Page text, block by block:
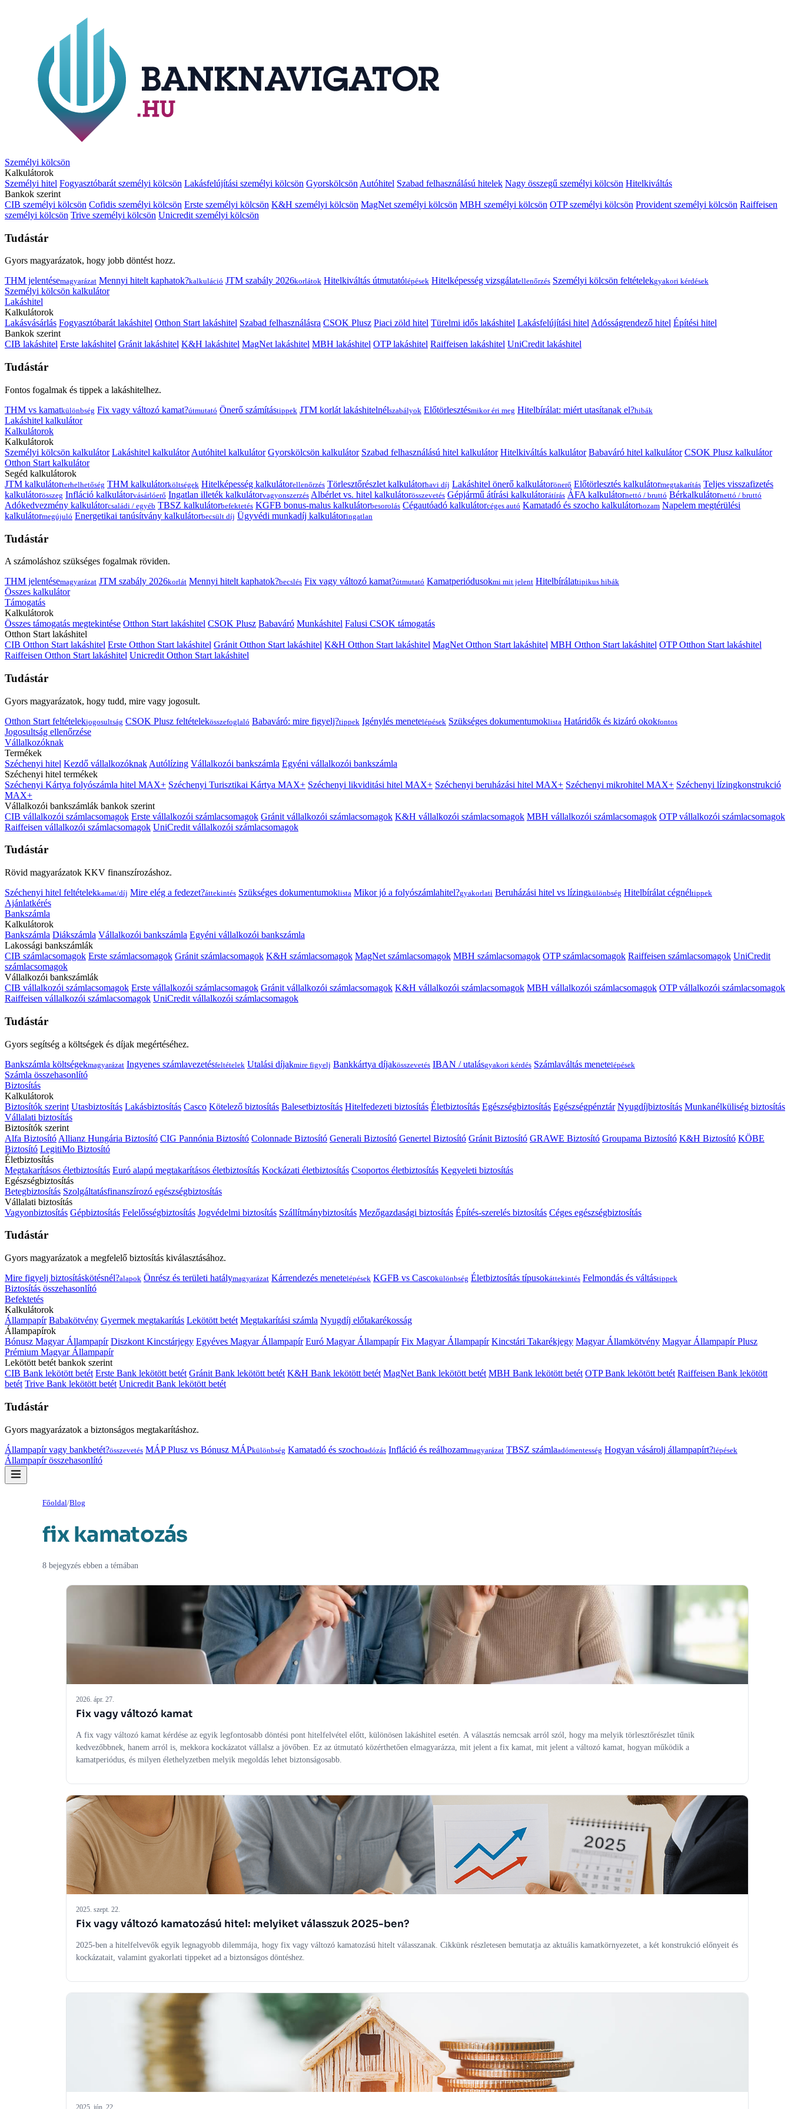
Személyi kölcsön
Kalkulátorok
Személyi hitel Fogyasztóbarát személyi kölcsön Lakásfelújítási személyi kölcsön Gyorskölcsön Autóhitel Szabad felhasználású hitelek Nagy összegű személyi kölcsön Hitelkiváltás
Bankok szerint
CIB személyi kölcsön Cofidis személyi kölcsön Erste személyi kölcsön K&H személyi kölcsön MagNet személyi kölcsön MBH személyi kölcsön OTP személyi kölcsön Provident személyi kölcsön Raiffeisen
személyi kölcsön Trive személyi kölcsön Unicredit személyi kölcsön
Tudástár
Gyors magyarázatok, hogy jobb döntést hozz.
THM jelentésemagyarázat Mennyi hitelt kaphatok?kalkuláció JTM szabály 2026korlátok Hitelkiváltás útmutatólépések Hitelképesség vizsgálatellenőrzés Személyi kölcsön feltételekgyakori kérdések
Személyi kölcsön kalkulátor
Lakáshitel
Kalkulátorok
Lakásvásárlás Fogyasztóbarát lakáshitel Otthon Start lakáshitel Szabad felhasználásra CSOK Plusz Piaci zöld hitel Türelmi idős lakáshitel Lakásfelújítási hitelAdósságrendező hitel Építési hitel
Bankok szerint
CIB lakáshitel Erste lakáshitel Gránit lakáshitel K&H lakáshitel MagNet lakáshitel MBH lakáshitel OTP lakáshitel Raiffeisen lakáshitel UniCredit lakáshitel
Tudástár
Fontos fogalmak és tippek a lakáshitelhez.
THM vs kamatkülönbség Fix vagy változó kamat?útmutató Önerő számítástippek JTM korlát lakáshitelnélszabályok Előtörlesztésmikor éri meg Hitelbírálat: miért utasítanak el?hibák
Lakáshitel kalkulátor
Kalkulátorok
Kalkulátorok
Személyi kölcsön kalkulátor Lakáshitel kalkulátor Autóhitel kalkulátor Gyorskölcsön kalkulátor Szabad felhasználású hitel kalkulátor Hitelkiváltás kalkulátor Babaváró hitel kalkulátor CSOK Plusz kalkulátor
Otthon Start kalkulátor
Segéd kalkulátorok
JTM kalkulátorterhelhetőség THM kalkulátorköltségek Hitelképesség kalkulátorellenőrzés Törlesztőrészlet kalkulátorhavi díj Lakáshitel önerő kalkulátorönerő Előtörlesztés kalkulátormegtakarítás Teljes visszafizetés
kalkulátorösszeg Infláció kalkulátorvásárlóerő Ingatlan illeték kalkulátorvagyonszerzés Albérlet vs. hitel kalkulátorösszevetés Gépjármű átírási kalkulátorátírás ÁFA kalkulátornettó / bruttó Bérkalkulátornettó / bruttó
Adókedvezmény kalkulátorcsaládi / egyéb TBSZ kalkulátorbefektetés KGFB bonus-malus kalkulátorbesorolás Cégautóadó kalkulátorcéges autó Kamatadó és szocho kalkulátorhozam Napelem megtérülési
kalkulátormegújuló Energetikai tanúsítvány kalkulátorbecsült díj Ügyvédi munkadíj kalkulátoringatlan
Tudástár
A számoláshoz szükséges fogalmak röviden.
THM jelentésemagyarázat JTM szabály 2026korlát Mennyi hitelt kaphatok?becslés Fix vagy változó kamat?útmutató Kamatperiódusokmi mit jelent Hitelbírálattipikus hibák
Összes kalkulátor
Támogatás
Kalkulátorok
Összes támogatás megtekintése Otthon Start lakáshitel CSOK Plusz Babaváró Munkáshitel Falusi CSOK támogatás
Otthon Start lakáshitel
CIB Otthon Start lakáshitel Erste Otthon Start lakáshitel Gránit Otthon Start lakáshitel K&H Otthon Start lakáshitel MagNet Otthon Start lakáshitel MBH Otthon Start lakáshitel OTP Otthon Start lakáshitel
Raiffeisen Otthon Start lakáshitel Unicredit Otthon Start lakáshitel
Tudástár
Gyors magyarázatok, hogy tudd, mire vagy jogosult.
Otthon Start feltételekjogosultság CSOK Plusz feltételekösszefoglaló Babaváró: mire figyelj?tippek Igénylés menetelépések Szükséges dokumentumoklista Határidők és kizáró okokfontos
Jogosultság ellenőrzése
Vállalkozóknak
Termékek
Széchenyi hitel Kezdő vállalkozóknak Autólízing Vállalkozói bankszámla Egyéni vállalkozói bankszámla
Széchenyi hitel termékek
Széchenyi Kártya folyószámla hitel MAX+ Széchenyi Turisztikai Kártya MAX+ Széchenyi likviditási hitel MAX+ Széchenyi beruházási hitel MAX+ Széchenyi mikrohitel MAX+ Széchenyi lízingkonstrukció
MAX+
Vállalkozói bankszámlák bankok szerint
CIB vállalkozói számlacsomagok Erste vállalkozói számlacsomagok Gránit vállalkozói számlacsomagok K&H vállalkozói számlacsomagok MBH vállalkozói számlacsomagok OTP vállalkozói számlacsomagok
Raiffeisen vállalkozói számlacsomagok UniCredit vállalkozói számlacsomagok
Tudástár
Rövid magyarázatok KKV finanszírozáshoz.
Széchenyi hitel feltételekkamat/díj Mire elég a fedezet?áttekintés Szükséges dokumentumoklista Mikor jó a folyószámlahitel?gyakorlati Beruházási hitel vs lízingkülönbség Hitelbírálat cégnéltippek
Ajánlatkérés
Bankszámla
Kalkulátorok
Bankszámla Diákszámla Vállalkozói bankszámla Egyéni vállalkozói bankszámla
Lakossági bankszámlák
CIB számlacsomagok Erste számlacsomagok Gránit számlacsomagok K&H számlacsomagok MagNet számlacsomagok MBH számlacsomagok OTP számlacsomagok Raiffeisen számlacsomagok UniCredit
számlacsomagok
Vállalkozói bankszámlák
CIB vállalkozói számlacsomagok Erste vállalkozói számlacsomagok Gránit vállalkozói számlacsomagok K&H vállalkozói számlacsomagok MBH vállalkozói számlacsomagok OTP vállalkozói számlacsomagok
Raiffeisen vállalkozói számlacsomagok UniCredit vállalkozói számlacsomagok
Tudástár
Gyors segítség a költségek és díjak megértéséhez.
Bankszámla költségekmagyarázat Ingyenes számlavezetésfeltételek Utalási díjakmire figyelj Bankkártya díjakösszevetés IBAN / utalásgyakori kérdés Számlaváltás menetelépések
Számla összehasonlító
Biztosítás
Kalkulátorok
Biztosítók szerint Utasbiztosítás Lakásbiztosítás Casco Kötelező biztosítás Balesetbiztosítás Hitelfedezeti biztosítás Életbiztosítás Egészségbiztosítás Egészségpénztár Nyugdíjbiztosítás Munkanélküliség biztosítás
Vállalati biztosítás
Biztosítók szerint
Alfa Biztosító Allianz Hungária Biztosító CIG Pannónia Biztosító Colonnade Biztosító Generali Biztosító Genertel Biztosító Gránit Biztosító GRAWE Biztosító Groupama Biztosító K&H Biztosító KÖBE
Biztosító LegitiMo Biztosító
Életbiztosítás
Megtakarításos életbiztosítás Euró alapú megtakarításos életbiztosítás Kockázati életbiztosítás Csoportos életbiztosítás Kegyeleti biztosítás
Egészségbiztosítás
Betegbiztosítás Szolgáltatásfinanszírozó egészségbiztosítás
Vállalati biztosítás
Vagyonbiztosítás Gépbiztosítás Felelősségbiztosítás Jogvédelmi biztosítás Szállítmánybiztosítás Mezőgazdasági biztosítás Építés-szerelés biztosítás Céges egészségbiztosítás
Tudástár
Gyors magyarázatok a megfelelő biztosítás kiválasztásához.
Mire figyelj biztosításkötésnél?alapok Önrész és területi hatálymagyarázat Kárrendezés menetelépések KGFB vs Cascokülönbség Életbiztosítás típusokáttekintés Felmondás és váltástippek
Biztosítás összehasonlító
Befektetés
Kalkulátorok
Állampapír Babakötvény Gyermek megtakarítás Lekötött betét Megtakarítási számla Nyugdíj előtakarékosság
Állampapírok
Bónusz Magyar Állampapír Diszkont Kincstárjegy Egyéves Magyar Állampapír Euró Magyar Állampapír Fix Magyar Állampapír Kincstári Takarékjegy Magyar Államkötvény Magyar Állampapír Plusz
Prémium Magyar Állampapír
Lekötött betét bankok szerint
CIB Bank lekötött betét Erste Bank lekötött betét Gránit Bank lekötött betét K&H Bank lekötött betét MagNet Bank lekötött betét MBH Bank lekötött betét OTP Bank lekötött betét Raiffeisen Bank lekötött
betét Trive Bank lekötött betét Unicredit Bank lekötött betét
Tudástár
Gyors magyarázatok a biztonságos megtakarításhoz.
Állampapír vagy bankbetét?összevetés MÁP Plusz vs Bónusz MÁPkülönbség Kamatadó és szochoadózás Infláció és reálhozammagyarázat TBSZ számlaadómentesség Hogyan vásárolj állampapírt?lépések
Állampapír összehasonlító
Főoldal/Blog
fix kamatozás
8 bejegyzés ebben a témában
2026. ápr. 27.
Fix vagy változó kamat
A fix vagy változó kamat kérdése az egyik legfontosabb döntési pont hitelfelvétel előtt, különösen lakáshitel esetén. A választás nemcsak arról szól, hogy ma melyik törlesztőrészlet tűnik
kedvezőbbnek, hanem arról is, mekkora kockázatot vállalsz a jövőben. Ez az útmutató közérthetően elmagyarázza, mit jelent a fix kamat, mit jelent a változó kamat, hogyan működik a
kamatperiódus, és milyen élethelyzetben melyik megoldás lehet biztonságosabb.
2025. szept. 22.
Fix vagy változó kamatozású hitel: melyiket válasszuk 2025-ben?
2025-ben a hitelfelvevők egyik legnagyobb dilemmája, hogy fix vagy változó kamatozású hitelt válasszanak. Cikkünk részletesen bemutatja az aktuális kamatkörnyezetet, a két konstrukció előnyeit és
kockázatait, valamint gyakorlati tippeket ad a biztonságos döntéshez.
2025. jún. 22.